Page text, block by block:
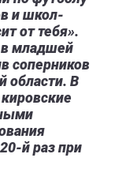
и школ-
от тебя».
в младшей
соперников
области. В
й раз при